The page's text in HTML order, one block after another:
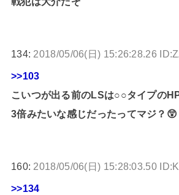
134: 2018/05/06(日) 15:26:28.26
>>103
こいつが出る前のLSは○○タイプの
3倍みたいな感じだったってマジ？😲
160: 2018/05/06(日) 15:28:03.50
>>134